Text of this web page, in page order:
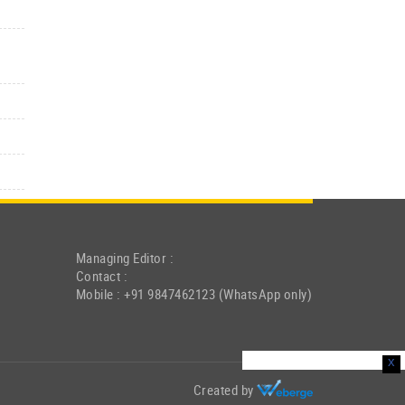
Managing Editor :
Contact :
Mobile : +91 9847462123 (WhatsApp only)
Created by
x